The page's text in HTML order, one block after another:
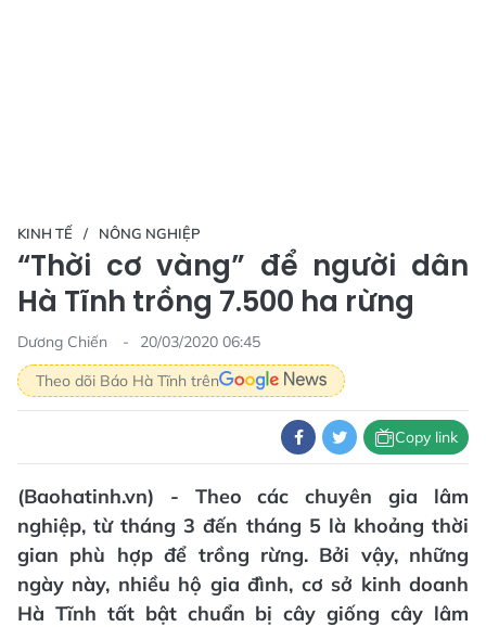
KINH TẾ NÔNG NGHIỆP
“Thời cơ vàng” để người dân
Hà Tĩnh trồng 7.500 ha rừng
Dương Chiến
20/03/2020 06:45
Theo dõi Báo Hà Tĩnh trên
Copy link
(Baohatinh.vn) - Theo các chuyên gia lâm
nghiệp, từ tháng 3 đến tháng 5 là khoảng thời
gian phù hợp để trồng rừng. Bởi vậy, những
ngày này, nhiều hộ gia đình, cơ sở kinh doanh
Hà Tĩnh tất bật chuẩn bị cây giống cây lâm